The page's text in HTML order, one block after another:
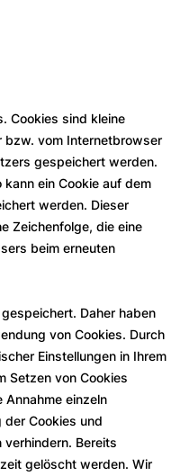
Cookies sind kleine
bzw. vom Internetbrowser
gespeichert werden.
ein Cookie auf dem
werden. Dieser
Zeichenfolge, die eine
beim erneuten
Daher haben
von Cookies. Durch
Einstellungen in Ihrem
Setzen von Cookies
einzeln
Cookies und
Bereits
gelöscht werden. Wir